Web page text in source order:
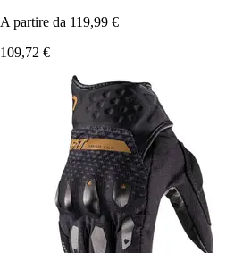
A partire da 119,99 €
109,72 €